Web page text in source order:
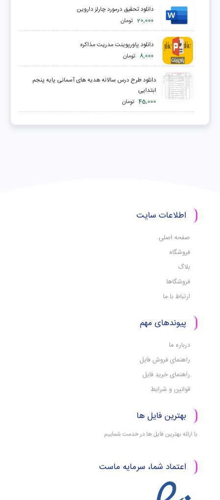
دانلود تحقیق درمورد چارلز داروین
20,000 تومان
دانلود پاورپوینت مدریت مذاکره
8,000 تومان
دانلود طرح درس سالانه هدیه های آسمانی پایه پنجم
ابتدایی
45,000 تومان
اطلاعات سایت
صفحه اصلی
فروشگاه
بلاگ
فروشگاها
ارتباط با ما
پیوندهای مهم
درباره ما
راهنمای فروش فایل
راهنمای خرید فایل
قوانین و شرایط
بهترین فایل ها
با ارائه بهترین فایل ها در خدمت شماییم
اعتماد شما، سرمایه ماست